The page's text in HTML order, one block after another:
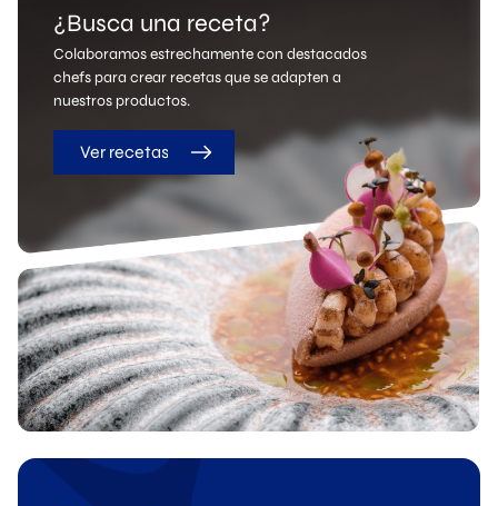
¿Busca una receta?
Colaboramos estrechamente con destacados
chefs para crear recetas que se adapten a
nuestros productos.
Ver recetas